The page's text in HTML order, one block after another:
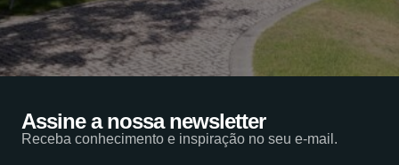
Assine a nossa newsletter
Receba conhecimento e inspiração no seu e-mail.